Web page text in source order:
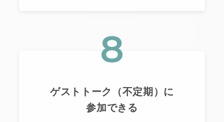
8
ゲストトーク（不定期）に
参加できる